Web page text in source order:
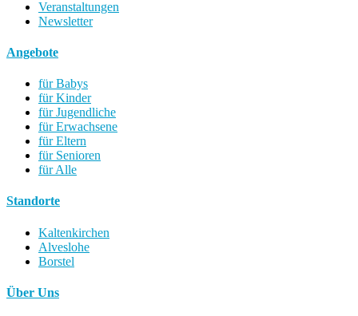
Veranstaltungen
Newsletter
Angebote
für Babys
für Kinder
für Jugendliche
für Erwachsene
für Eltern
für Senioren
für Alle
Standorte
Kaltenkirchen
Alveslohe
Borstel
Über Uns